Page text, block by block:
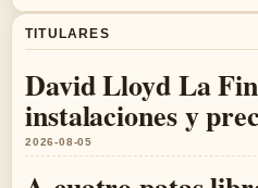
TITULARES
David Lloyd La
instalaciones y
2026-08-05